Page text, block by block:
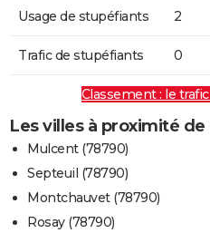
Usage de stupéfiants 2
Trafic de stupéfiants 0
Classement : le
Les villes à proximité
Mulcent (78790)
Septeuil (78790)
Montchauvet (78790)
Rosay (78790)